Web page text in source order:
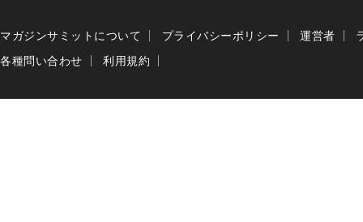
マガジンサミットについて プライバシーポリシー 運営者
各種問い合わせ
利用規約